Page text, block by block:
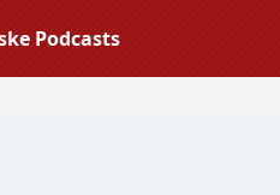
Podcasts